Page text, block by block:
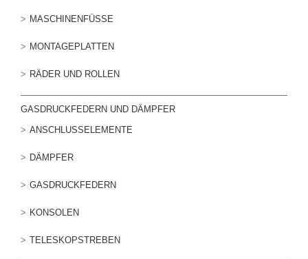
MASCHINENFÜSSE
MONTAGEPLATTEN
RÄDER UND ROLLEN
GASDRUCKFEDERN UND DÄMPFER
ANSCHLUSSELEMENTE
DÄMPFER
GASDRUCKFEDERN
KONSOLEN
TELESKOPSTREBEN